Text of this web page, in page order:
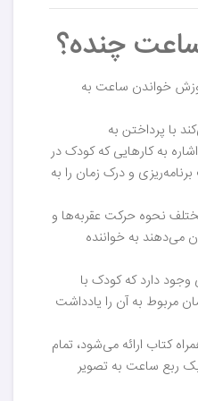
چنده؟
خواندن ساعت به
با پرداختن به
به کارهایی که کودک در
و درک زمان را به
نحوه حرکت عقربه‌ها و
می‌دهند به خواننده
دارد که کودک با
مربوط به آن را یادداشت
کتاب ارائه می‌شود، تمام
ربع ساعت به تصویر